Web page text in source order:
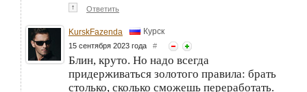
↑ Ответить
KurskFazenda Курск
15 сентября 2023 года #
Блин, круто. Но надо всегда
придерживаться золотого правила: брать
столько, сколько сможешь переработать.